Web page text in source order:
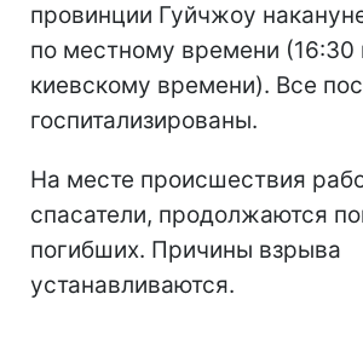
провинции Гуйчжоу
по местному времени (16:30
киевскому времени). Все
госпитализированы.
На месте происшествия
спасатели, продолжаются
погибших. Причины взрыва
устанавливаются.